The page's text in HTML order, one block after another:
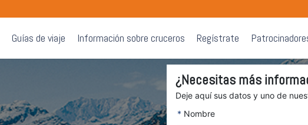
Guías de viaje Información sobre cruceros Regístrate
¿Necesitas más
Deje aquí sus datos y uno de
* Nombre